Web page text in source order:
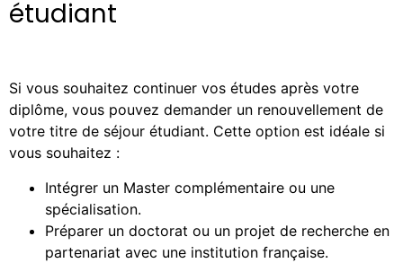
étudiant
Si vous souhaitez continuer vos études après votre
diplôme, vous pouvez demander un renouvellement de
votre titre de séjour étudiant. Cette option est idéale si
vous souhaitez :
Intégrer un Master complémentaire ou une
spécialisation.
Préparer un doctorat ou un projet de recherche en
partenariat avec une institution française.